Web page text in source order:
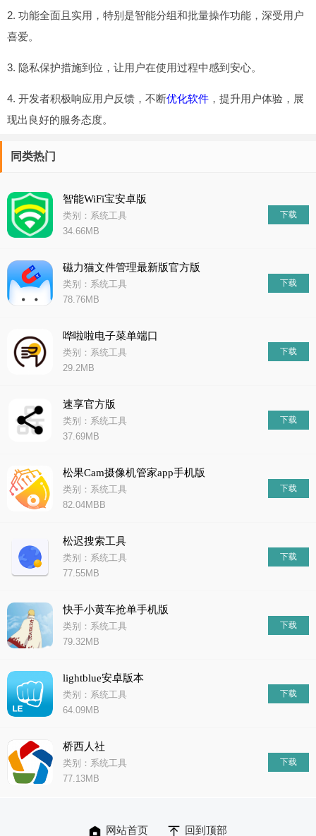
2. 功能全面且实用，特别是智能分组和批量操作功能，深受用户
喜爱。
3. 隐私保护措施到位，让用户在使用过程中感到安心。
4. 开发者积极响应用户反馈，不断优化软件 ，提升用户体验，展
现出良好的服务态度。
同类热门
智能WiFi宝安卓版
类别：系统工具
34.66MB
下载
磁力猫文件管理最新版官方版
类别：系统工具
78.76MB
下载
哗啦啦电子菜单端口
类别：系统工具
29.2MB
下载
速享官方版
类别：系统工具
37.69MB
下载
松果Cam摄像机管家app手机版
类别：系统工具
82.04MBB
下载
松迟搜索工具
类别：系统工具
77.55MB
下载
快手小黄车抢单手机版
类别：系统工具
79.32MB
下载
lightblue安卓版本
类别：系统工具
64.09MB
下载
桥西人社
类别：系统工具
77.13MB
下载
网站首页 回到顶部